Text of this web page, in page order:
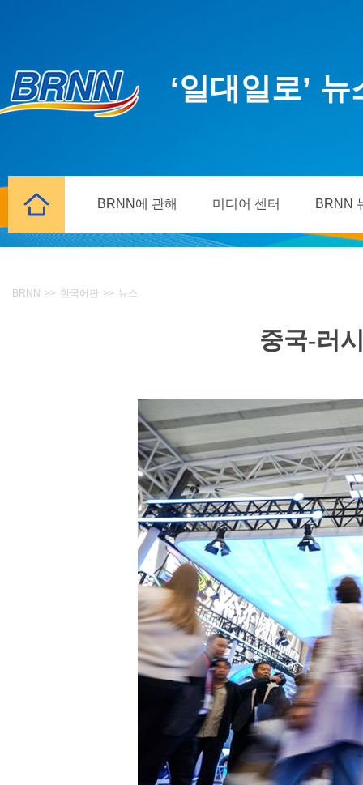
‘일대일로’
BRNN에 관해 미디어 센터 BRNN
BRNN >> 한국어판 >> 뉴스
중국-러